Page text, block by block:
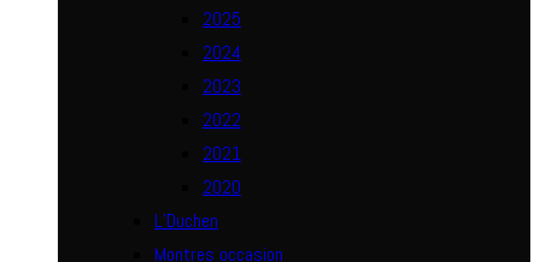
2025
2024
2023
2022
2021
2020
L’Duchen
Montres occasion